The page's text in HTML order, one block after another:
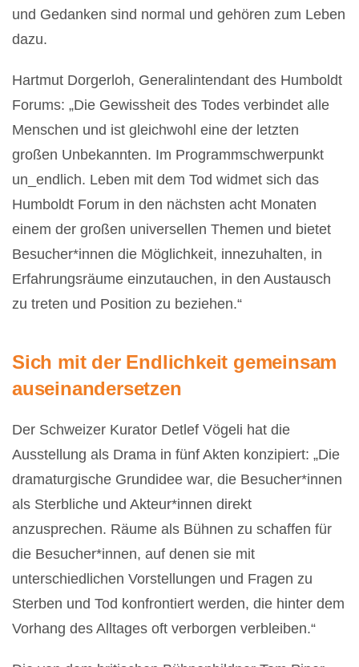
und Gedanken sind normal und gehören zum Leben
dazu.
Hartmut Dorgerloh, Generalintendant des Humboldt
Forums: „Die Gewissheit des Todes verbindet alle
Menschen und ist gleichwohl eine der letzten
großen Unbekannten. Im Programmschwerpunkt
un_endlich. Leben mit dem Tod widmet sich das
Humboldt Forum in den nächsten acht Monaten
einem der großen universellen Themen und bietet
Besucher*innen die Möglichkeit, innezuhalten, in
Erfahrungsräume einzutauchen, in den Austausch
zu treten und Position zu beziehen.“
Sich mit der Endlichkeit gemeinsam
auseinandersetzen
Der Schweizer Kurator Detlef Vögeli hat die
Ausstellung als Drama in fünf Akten konzipiert: „Die
dramaturgische Grundidee war, die Besucher*innen
als Sterbliche und Akteur*innen direkt
anzusprechen. Räume als Bühnen zu schaffen für
die Besucher*innen, auf denen sie mit
unterschiedlichen Vorstellungen und Fragen zu
Sterben und Tod konfrontiert werden, die hinter dem
Vorhang des Alltages oft verborgen verbleiben.“